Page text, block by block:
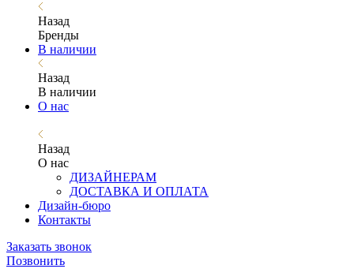
Назад
Бренды
В наличии
Назад
В наличии
О нас
Назад
О нас
ДИЗАЙНЕРАМ
ДОСТАВКА И ОПЛАТА
Дизайн-бюро
Контакты
Заказать звонок
Позвонить